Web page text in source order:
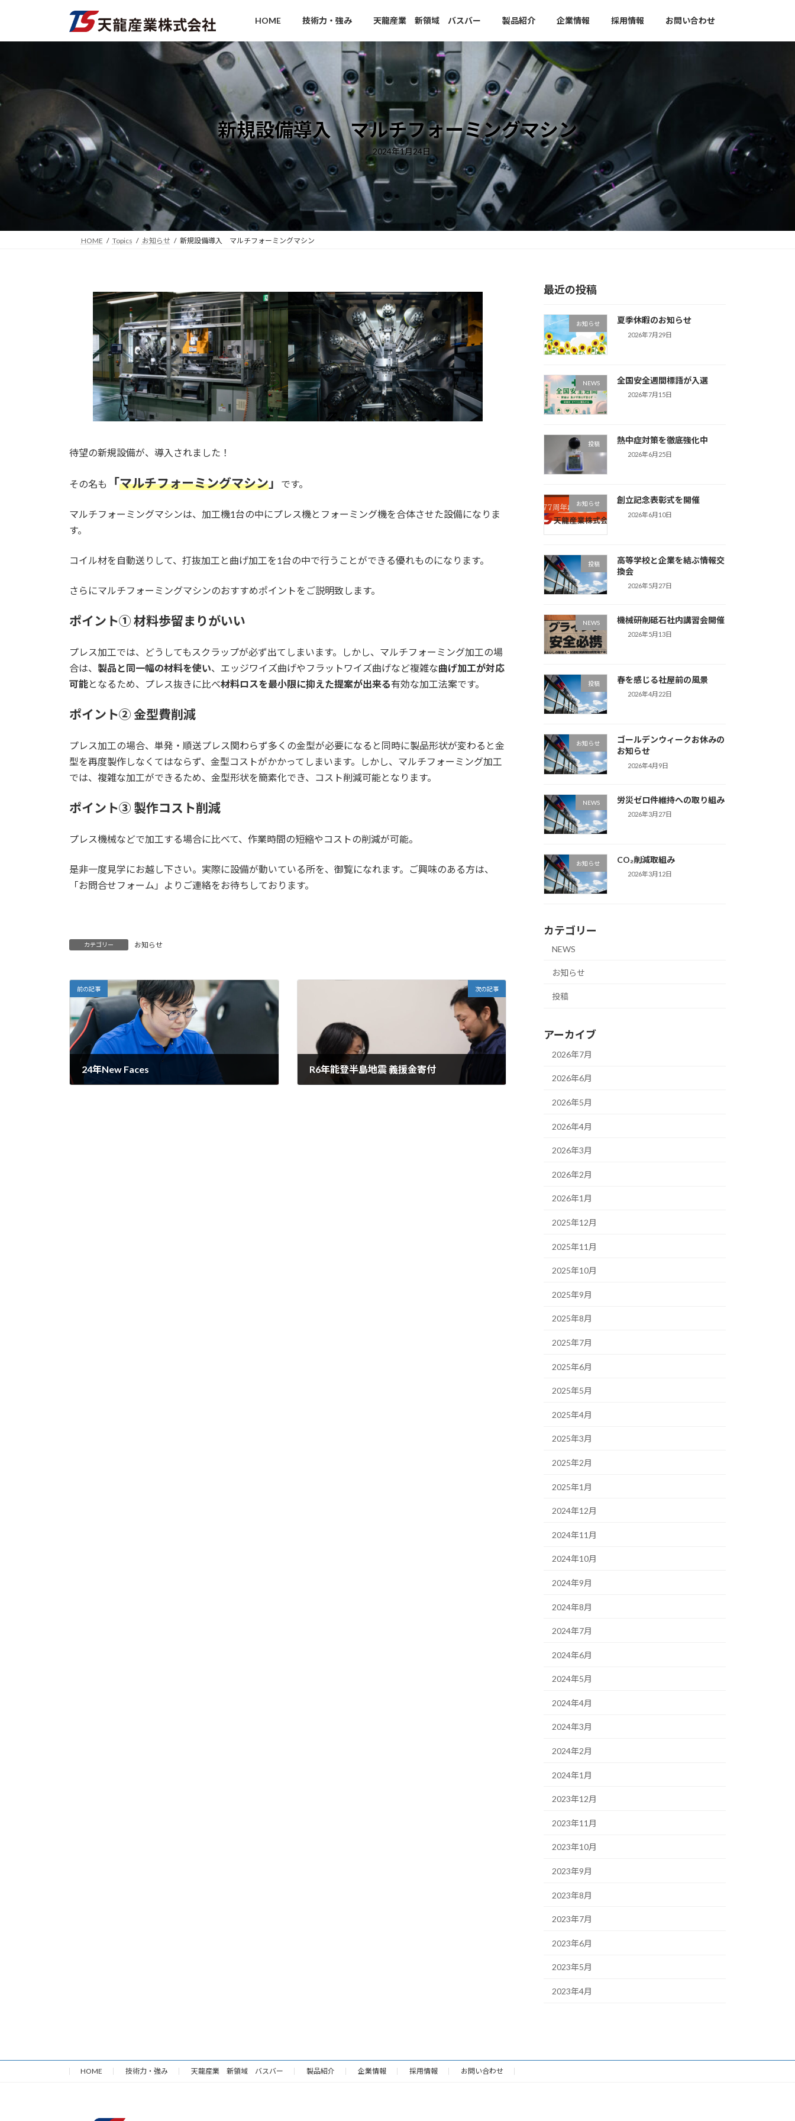
へ
キ
ョ
に
HOME 技術力・強み 天龍産業 新領域 バスバー 製品紹介 企業情報 採用情報 お問い合わせ
新規設備導入 マルチフォーミングマシン
2024年1月24日
HOME Topics お知らせ 新規設備導入 マルチフォーミングマシン
待望の新規設備が、導入されました！
その名も 「マルチフォーミングマシン 」 です。
マルチフォーミングマシンは、加工機1台の中にプレス機とフォーミング機を合体させた設備になりま
す。
コイル材を自動送りして、打抜加工と曲げ加工を1台の中で行うことができる優れものになります。
さらにマルチフォーミングマシンのおすすめポイントをご説明致します。
ポイント① 材料歩留まりがいい
プレス加工では、どうしてもスクラップが必ず出てしまいます。しかし、マルチフォーミング加工の場
合は、 製品と同一幅の材料を使い、エッジワイズ曲げやフラットワイズ曲げなど複雑な曲げ加工が対応
可能となるため、プレス抜きに比べ材料ロスを最小限に抑えた提案が出来る有効な加工法案です。
ポイント② 金型費削減
プレス加工の場合、単発・順送プレス関わらず多くの金型が必要になると同時に製品形状が変わると金
型を再度製作しなくてはならず、金型コストがかかってしまいます。しかし、マルチフォーミング加工
では、複雑な加工ができるため、金型形状を簡素化でき、コスト削減可能となります。
ポイント③ 製作コスト削減
プレス機械などで加工する場合に比べて、作業時間の短縮やコストの削減が可能。
是非一度見学にお越し下さい。実際に設備が動いている所を、御覧になれます。ご興味のある方は、
「お問合せフォーム」よりご連絡をお待ちしております。
カテゴリー お知らせ
前の記事
24年New Faces
次の記事
R6年能登半島地震 義援金寄付
最近の投稿
お知らせ 夏季休暇のお知らせ
2026年7月29日
NEWS 全国安全週間標語が入選
2026年7月15日
投稿 熱中症対策を徹底強化中
2026年6月25日
お知らせ 創立記念表彰式を開催
2026年6月10日
投稿
高等学校と企業を結ぶ情報交
換会
2026年5月27日
NEWS 機械研削砥石社内講習会開催
2026年5月13日
投稿 春を感じる社屋前の風景
2026年4月22日
お知らせ
ゴールデンウィークお休みの
お知らせ
2026年4月9日
NEWS 労災ゼロ件維持への取り組み
2026年3月27日
お知らせ CO₂削減取組み
2026年3月12日
カテゴリー
NEWS
お知らせ
投稿
アーカイブ
2026年7月
2026年6月
2026年5月
2026年4月
2026年3月
2026年2月
2026年1月
2025年12月
2025年11月
2025年10月
2025年9月
2025年8月
2025年7月
2025年6月
2025年5月
2025年4月
2025年3月
2025年2月
2025年1月
2024年12月
2024年11月
2024年10月
2024年9月
2024年8月
2024年7月
2024年6月
2024年5月
2024年4月
2024年3月
2024年2月
2024年1月
2023年12月
2023年11月
2023年10月
2023年9月
2023年8月
2023年7月
2023年6月
2023年5月
2023年4月
HOME 技術力・強み 天龍産業 新領域 バスバー 製品紹介 企業情報 採用情報 お問い合わせ